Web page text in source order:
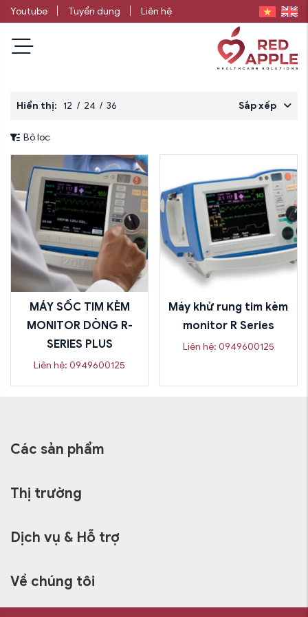
Youtube Tuyển dụng Liên hệ
Hiển thị: 12 / 24 / 36 Sắp xếp
Bộ lọc
MÁY SỐC TIM KÈM
MONITOR DÒNG R-
SERIES PLUS
Liên hệ: 0949600125
Máy khử rung tim kèm
monitor R Series
Liên hệ: 0949600125
Các sản phẩm
Thị trường
Dịch vụ & Hỗ trợ
Về chúng tôi